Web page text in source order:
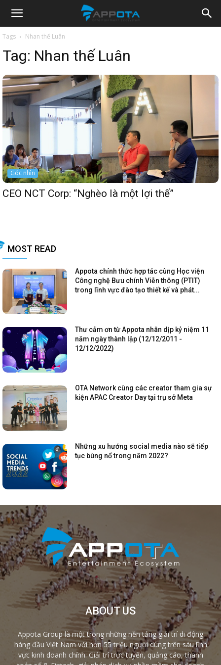
Appota
News
Tags Nhan thế Luân
Tag: Nhan thế Luân
Góc nhìn
CEO NCT Corp: “Nghèo là một lợi thế”
MOST READ
Appota chính thức hợp tác cùng Học viện
Công nghệ Bưu chính Viễn thông (PTIT)
trong lĩnh vực đào tạo thiết kế và phát...
Thư cảm ơn từ Appota nhân dịp kỷ niệm 11
năm ngày thành lập (12/12/2011 -
12/12/2022)
OTA Network cùng các creator tham gia sự
kiện APAC Creator Day tại trụ sở Meta
Những xu hướng social media nào sẽ tiếp
tục bùng nổ trong năm 2022?
ABOUT US
Appota Group là một trong những nền tảng giải trí di động
hàng đầu Việt Nam với hơn 55 triệu người dùng trên sáu lĩnh
vực kinh doanh chính: Giải trí trực tuyến, quảng cáo, thanh